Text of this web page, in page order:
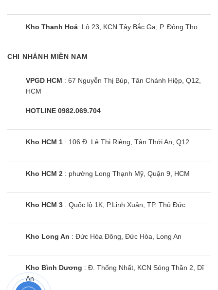
Kho Thanh Hoá: Lô 23, KCN Tây Bắc Ga, P. Đông Thọ
CHI NHÁNH MIỀN NAM
VPGD HCM : 67 Nguyễn Thị Búp, Tân Chánh Hiệp, Q12,
HCM
HOTLINE 0982.069.704
Kho HCM 1 : 106 Đ. Lê Thị Riêng, Tân Thới An, Q12
Kho HCM 2 : phường Long Thạnh Mỹ, Quận 9, HCM
Kho HCM 3 : Quốc lộ 1K, P.Linh Xuân, TP. Thủ Đức
Kho Long An : Đức Hòa Đông, Đức Hòa, Long An
Kho Bình Dương : Đ. Thống Nhất, KCN Sóng Thần 2, Dĩ
An